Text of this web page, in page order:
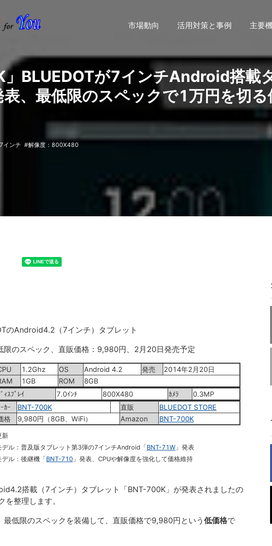
市場動向 活用対策と事例 主要
」BLUEDOTが7インチAndroid搭載
、最低限のスペックで1万円を切る
7インチ 解像度：800X480
のAndroid4.2（7インチ）タブレット
のスペック、直販価格：9,980円、2月20日発売予定
1.2Ghz OS Android 4.2 発売
2014年2月20日
1GB ROM
8GB
ｨｽﾌﾟﾚｲ
7.0ｲﾝﾁ 800X480 ｶﾒﾗ
0.3MP
ｶｰ
BNT-700K 直販
BLUEDOT STORE
格
9,980円（8GB、WiFi） Amazon BNT-700K
新
：普及版タブレット第3弾の7インチAndroid「 BNT-71W 」発表
ル：後継機「 BNT-710 」発表、CPUや解像度を強化して価格維持
搭載（7インチ）タブレット「BNT-700K」が発表されましたの
を整理します。
低限のスペックを装備して、直販価格で9,980円という 低価格で